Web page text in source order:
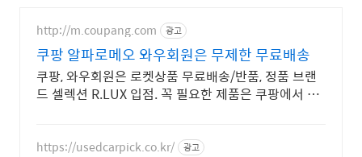
http://m.coupang.com 광고
쿠팡 알파로메오 와우회원은 무제한 무료배송
쿠팡, 와우회원은 로켓상품 무료배송/반품, 정품 브랜
드 셀렉션 R.LUX 입점. 꼭 필요한 제품은 쿠팡에서 더
https://usedcarpick.co.kr/ 광고